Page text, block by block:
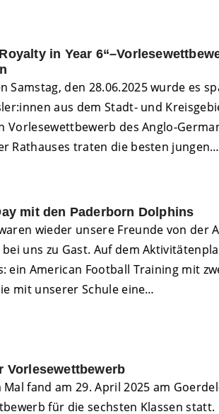
in Year
Samstag, den 28.06.2025 wurde es
aus dem Stadt- und
Vorlesewettbewerb des Anglo-
Rathauses traten die besten jungen…
mit den Paderborn Dolphins
wieder unsere Freunde von der
bei uns zu Gast. Auf dem
ein American Football Training mit
mit unserer Schule eine…
Vorlesewettbewerb
fand am 29. April 2025 am
für die sechsten Klassen